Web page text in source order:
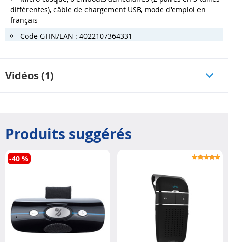
différentes), câble de chargement USB, mode d'emploi en
français
Code GTIN/EAN : 4022107364331
Vidéos (1)
Produits suggérés
-40 %